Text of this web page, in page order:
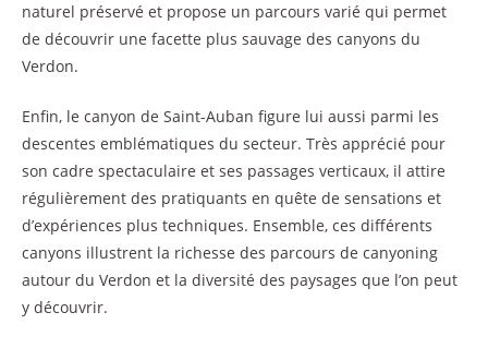
naturel préservé et propose un parcours varié qui permet
de découvrir une facette plus sauvage des canyons du
Verdon.
Enfin, le canyon de Saint-Auban figure lui aussi parmi les
descentes emblématiques du secteur. Très apprécié pour
son cadre spectaculaire et ses passages verticaux, il attire
régulièrement des pratiquants en quête de sensations et
d’expériences plus techniques. Ensemble, ces différents
canyons illustrent la richesse des parcours de canyoning
autour du Verdon et la diversité des paysages que l’on peut
y découvrir.